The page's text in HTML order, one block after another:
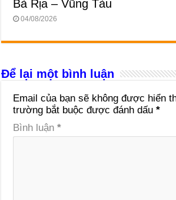
Bà Rịa – Vũng Tàu
04/08/2026
Để lại một bình luận
Email của bạn sẽ không được hiển
trường bắt buộc được đánh dấu*
Bình luận*